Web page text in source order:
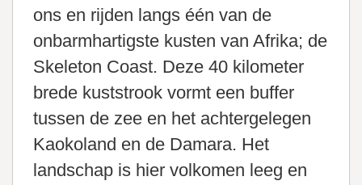
ons en rijden langs één van de
onbarmhartigste kusten van Afrika; de
Skeleton Coast. Deze 40 kilometer
brede kuststrook vormt een buffer
tussen de zee en het achtergelegen
Kaokoland en de Damara. Het
landschap is hier volkomen leeg en